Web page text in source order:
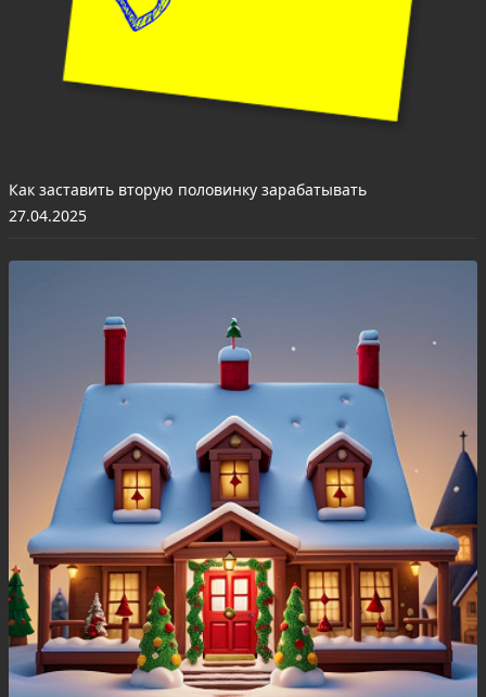
Как заставить вторую половинку зарабатывать
27.04.2025